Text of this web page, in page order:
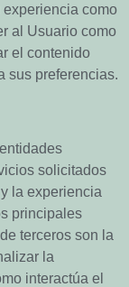
como
al Usuario como
el contenido
sus preferencias.
solicitados
la experiencia
principales
terceros son la
la
interactúa el